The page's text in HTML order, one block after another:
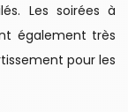
Les soirées à
également très
pour les